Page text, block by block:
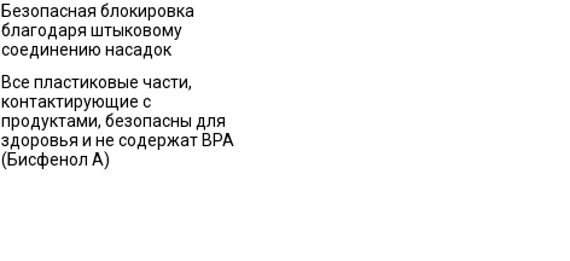
Безопасная блокировка
благодаря штыковому
соединению насадок
Все пластиковые части,
контактирующие с
продуктами, безопасны для
здоровья и не содержат BPA
(Бисфенол А)